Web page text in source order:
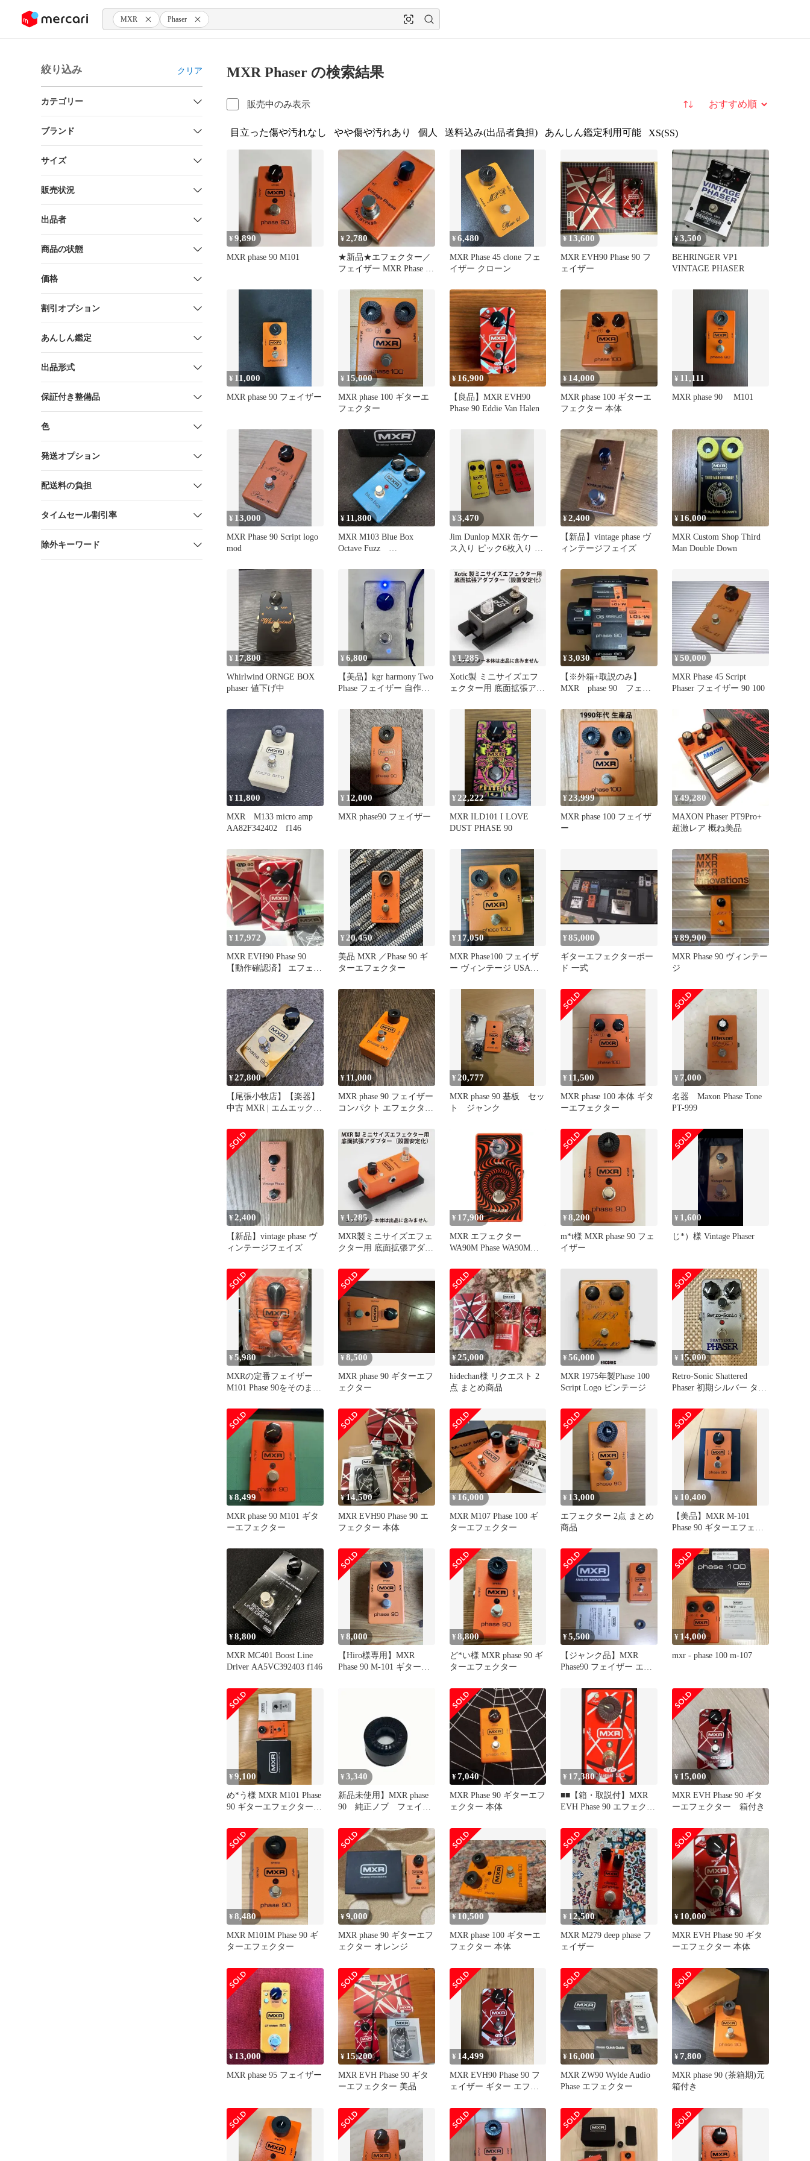
ツにスキップ MXR Phaser
絞り込み クリア
カテゴリー
ブランド
サイズ
販売状況
出品者
商品の状態
価格
割引オプション
あんしん鑑定
出品形式
保証付き整備品
色
発送オプション
配送料の負担
タイムセール割引率
除外キーワード
MXR Phaser の検索結果
販売中のみ表示 並び替え
目立った傷や汚れなし やや傷や汚れあり 個人 送料込み(出品者負担) あんしん鑑定利用可能 XS(SS)
¥9,890
MXR phase 90 M101
¥2,780
★新品★エフェクター／
フェイザー MXR Phase 90
¥6,480
MXR Phase 45 clone フェ
イザー クローン
¥ 13,600
MXR EVH90 Phase 90 フ
ェイザー
¥3,500
BEHRINGER VP1
VINTAGE PHASER
¥ 11,000
MXR phase 90 フェイザー
¥ 15,000
MXR phase 100 ギターエ
フェクター
¥ 16,900
【良品】MXR EVH90
Phase 90 Eddie Van Halen
¥ 14,000
MXR phase 100 ギターエ
フェクター 本体
¥ 11,111
MXR phase 90 M101
¥ 13,000
MXR Phase 90 Script logo
mod
¥ 11,800
MXR M103 Blue Box
Octave Fuzz
¥3,470
Jim Dunlop MXR 缶ケー
ス入り ピック6枚入り 3
¥2,400
【新品】vintage phase ヴ
ィンテージフェイズ
¥ 16,000
MXR Custom Shop Third
Man Double Down
¥ 17,800
Whirlwind ORNGE BOX
phaser 値下げ中
¥6,800
【美品】kgr harmony Two
Phase フェイザー 自作キ
¥1,285
Xotic製 ミニサイズエフ
ェクター用 底面拡張アダ
¥3,030
【※外箱+取説のみ】
MXR phase 90 フェイ
ー
¥50,000
MXR Phase 45 Script
Phaser フェイザー 90 100
¥ 11,800
MXR M133 micro amp
AA82F342402 f146
¥ 12,000
MXR phase90 フェイザー
¥ 22,222
MXR ILD101 I LOVE
DUST PHASE 90
¥23,999
MXR phase 100 フェイザ
ー
¥49,280
MAXON Phaser PT9Pro+
超激レア 概ね美品
¥ 17,972
MXR EVH90 Phase 90
【動作確認済】 エフェク
¥ 20,450
美品 MXR ／Phase 90 ギ
ターエフェクター
¥ 17,050
MXR Phase100 フェイザ
ー ヴィンテージ USA製
¥85,000
ギターエフェクターボー
ド 一式
¥89,900
MXR Phase 90 ヴィンテー
ジ
¥27,800
【尾張小牧店】【楽器】
中古 MXR | エムエックス
M101GLDM 50TH
ANNIVERSARY PHASE
90 【472】
¥11,000
MXR phase 90 フェイザー
コンパクト エフェクター
¥ 20,777
MXR phase 90 基板 セッ
ト ジャンク
¥ 11,500
MXR phase 100 本体 ギタ
ーエフェクター
¥ 7,000
名器 Maxon Phase Tone
PT-999
¥2,400
【新品】vintage phase ヴ
ィンテージフェイズ
¥1,285
MXR製ミニサイズエフェ
クター用 底面拡張アダプ
¥ 17,900
MXR エフェクター
WA90M Phase WA90M
¥8,200
m*t様 MXR phase 90 フェ
イザー
¥ 1,600
じ*）様 Vintage Phaser
¥5,980
MXRの定番フェイザー
M101 Phase 90をそのまま
¥8,500
MXR phase 90 ギターエフ
ェクター
¥25,000
hidechan様 リクエスト 2
点 まとめ商品
¥56,000
MXR 1975年製Phase 100
Script Logo ビンテージ
¥ 15,000
Retro-Sonic Shattered
Phaser 初期シルバー タハ
¥8,499
MXR phase 90 M101 ギタ
ーエフェクター
¥14,500
MXR EVH90 Phase 90 エ
フェクター 本体
¥ 16,000
MXR M107 Phase 100 ギ
ターエフェクター
¥ 13,000
エフェクター 2点 まとめ
商品
¥ 10,400
【美品】MXR M-101
Phase 90 ギターエフェク
¥8,800
MXR MC401 Boost Line
Driver AA5VC392403 f146
¥8,000
【Hiro様専用】MXR
Phase 90 M-101 ギターエ
¥8,800
ど*い様 MXR phase 90 ギ
ターエフェクター
¥5,500
【ジャンク品】MXR
Phase90 フェイザー エフ
¥ 14,000
mxr - phase 100 m-107
¥9,100
め*う様 MXR M101 Phase
90 ギターエフェクター
¥3,340
新品未使用】MXR phase
90 純正ノブ フェイザ
み
¥7,040
MXR Phase 90 ギターエフ
ェクター 本体
¥ 17,380
■■【箱・取説付】MXR
EVH Phase 90 エフェクタ
¥ 15,000
MXR EVH Phase 90 ギタ
ーエフェクター 箱付き
¥8,480
MXR M101M Phase 90 ギ
ターエフェクター
¥9,000
MXR phase 90 ギターエフ
ェクター オレンジ
¥ 10,500
MXR phase 100 ギターエ
フェクター 本体
¥ 12,500
MXR M279 deep phase フ
ェイザー
¥ 10,000
MXR EVH Phase 90 ギタ
ーエフェクター 本体
¥13,000
MXR phase 95 フェイザー
¥ 15,200
MXR EVH Phase 90 ギタ
ーエフェクター 美品
¥ 14,499
MXR EVH90 Phase 90 フ
ェイザー ギター エフェ
¥ 16,000
MXR ZW90 Wylde Audio
Phase エフェクター
¥7,800
MXR phase 90 (茶箱期)元
箱付き